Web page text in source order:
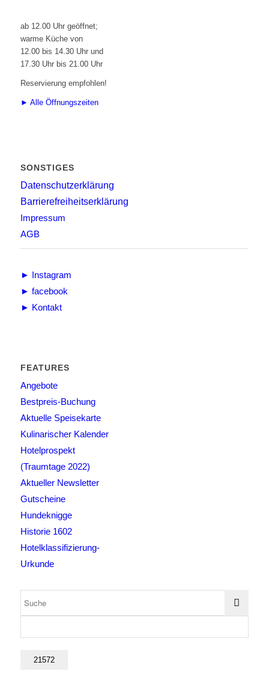
ab 12.00 Uhr geöffnet;
warme Küche von
12.00 bis 14.30 Uhr und
17.30 Uhr bis 21.00 Uhr
Reservierung empfohlen!
► Alle Öffnungszeiten
SONSTIGES
Datenschutzerklärung
Barrierefreiheitserklärung
Impressum
AGB
► Instagram
► facebook
► Kontakt
FEATURES
Angebote
Bestpreis-Buchung
Aktuelle Speisekarte
Kulinarischer Kalender
Hotelprospekt
(Traumtage 2022)
Aktueller Newsletter
Gutscheine
Hundeknigge
Historie 1602
Hotelklassifizierung-
Urkunde